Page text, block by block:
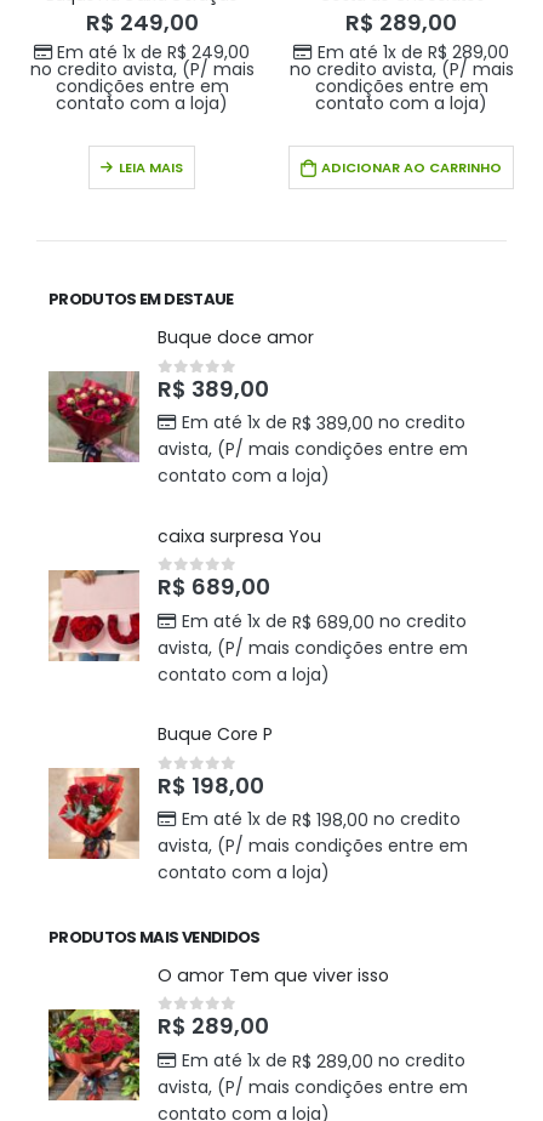
R$ 249,00
Em até 1x deR$ 249,00
no credito avista, (P/ mais
condições entre em
contato com a loja)
LEIA MAIS
R$ 289,00
Em até 1x de R$ 289,00
no credito avista, (P/ mais
condições entre em
contato com a loja)
ADICIONAR AO CARRINHO
PRODUTOS EM DESTAUE
Buque doce amor
0out of 5
R$ 389,00
Em até 1x de R$ 389,00 no credito
avista, (P/ mais condições entre em
contato com a loja)
caixa surpresa You
0out of 5
R$ 689,00
Em até 1x de R$ 689,00 no credito
avista, (P/ mais condições entre em
contato com a loja)
Buque Core P
0out of 5
R$ 198,00
Em até 1x de R$ 198,00 no credito
avista, (P/ mais condições entre em
contato com a loja)
PRODUTOS MAIS VENDIDOS
O amor Tem que viver isso
0out of 5
R$ 289,00
Em até 1x de R$ 289,00 no credito
avista, (P/ mais condições entre em
contato com a loja)